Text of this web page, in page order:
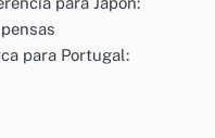
para Portugal: